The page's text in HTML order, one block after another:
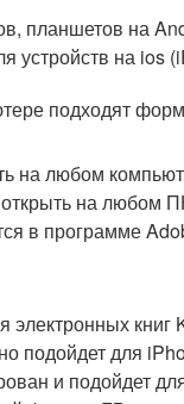
планшетов на
устройств на ios
подходят
на любом
на любом
в программе
электронных
подойдет для
и подойдет